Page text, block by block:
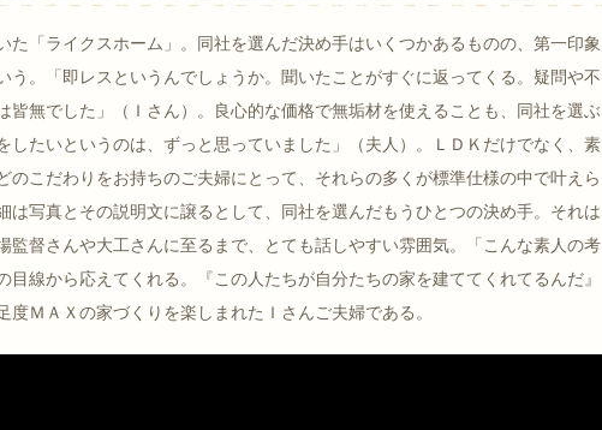
「ライクスホーム」。同社を選んだ決め手はいくつかあるものの、第一印象
。「即レスというんでしょうか。聞いたことがすぐに返ってくる。疑問や不
無でした」（Ｉさん）。良心的な価格で無垢材を使えることも、同社を選ぶ
たいというのは、ずっと思っていました」（夫人）。ＬＤＫだけでなく、素
こだわりをお持ちのご夫婦にとって、それらの多くが標準仕様の中で叶えら
写真とその説明文に譲るとして、同社を選んだもうひとつの決め手。それは
督さんや大工さんに至るまで、とても話しやすい雰囲気。「こんな素人の考
線から応えてくれる。『この人たちが自分たちの家を建ててくれてるんだ』
ＭＡＸの家づくりを楽しまれたＩさんご夫婦である。